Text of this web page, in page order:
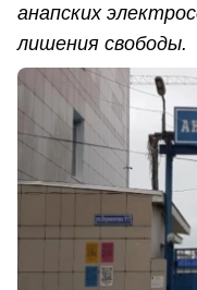
анапских
лишения свободы.